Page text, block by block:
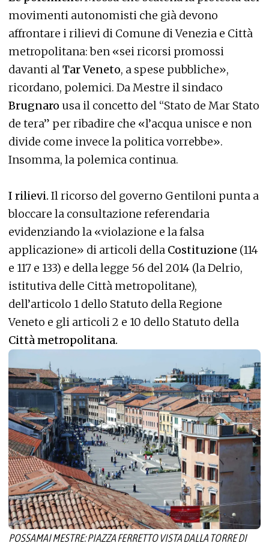
movimenti autonomisti che già devono
affrontare i rilievi di Comune di Venezia e Città
metropolitana: ben «sei ricorsi promossi
davanti alTar Veneto, a spese pubbliche»,
ricordano, polemici. Da Mestre il sindaco
Brugnaro usa il concetto del “Stato de Mar Stato
de tera” per ribadire che «l’acqua unisce e non
divide come invece la politica vorrebbe».
Insomma, la polemica continua.
I rilievi. Il ricorso del governo Gentiloni punta a
bloccare la consultazione referendaria
evidenziando la «violazione e la falsa
applicazione» di articoli della Costituzione (114
e 117 e 133) e della legge 56 del 2014 (la Delrio,
istitutiva delle Città metropolitane),
dell’articolo 1 dello Statuto della Regione
Veneto e gli articoli 2 e 10 dello Statuto della
Città metropolitana.
POSSAMAI MESTRE: PIAZZA FERRETTO VISTA DALLA TORRE DI